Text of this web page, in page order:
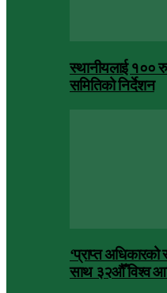
स्थानीयलाई १००
समितिको निर्देशन
‘प्राप्त
साथ ३२औँ विश्व